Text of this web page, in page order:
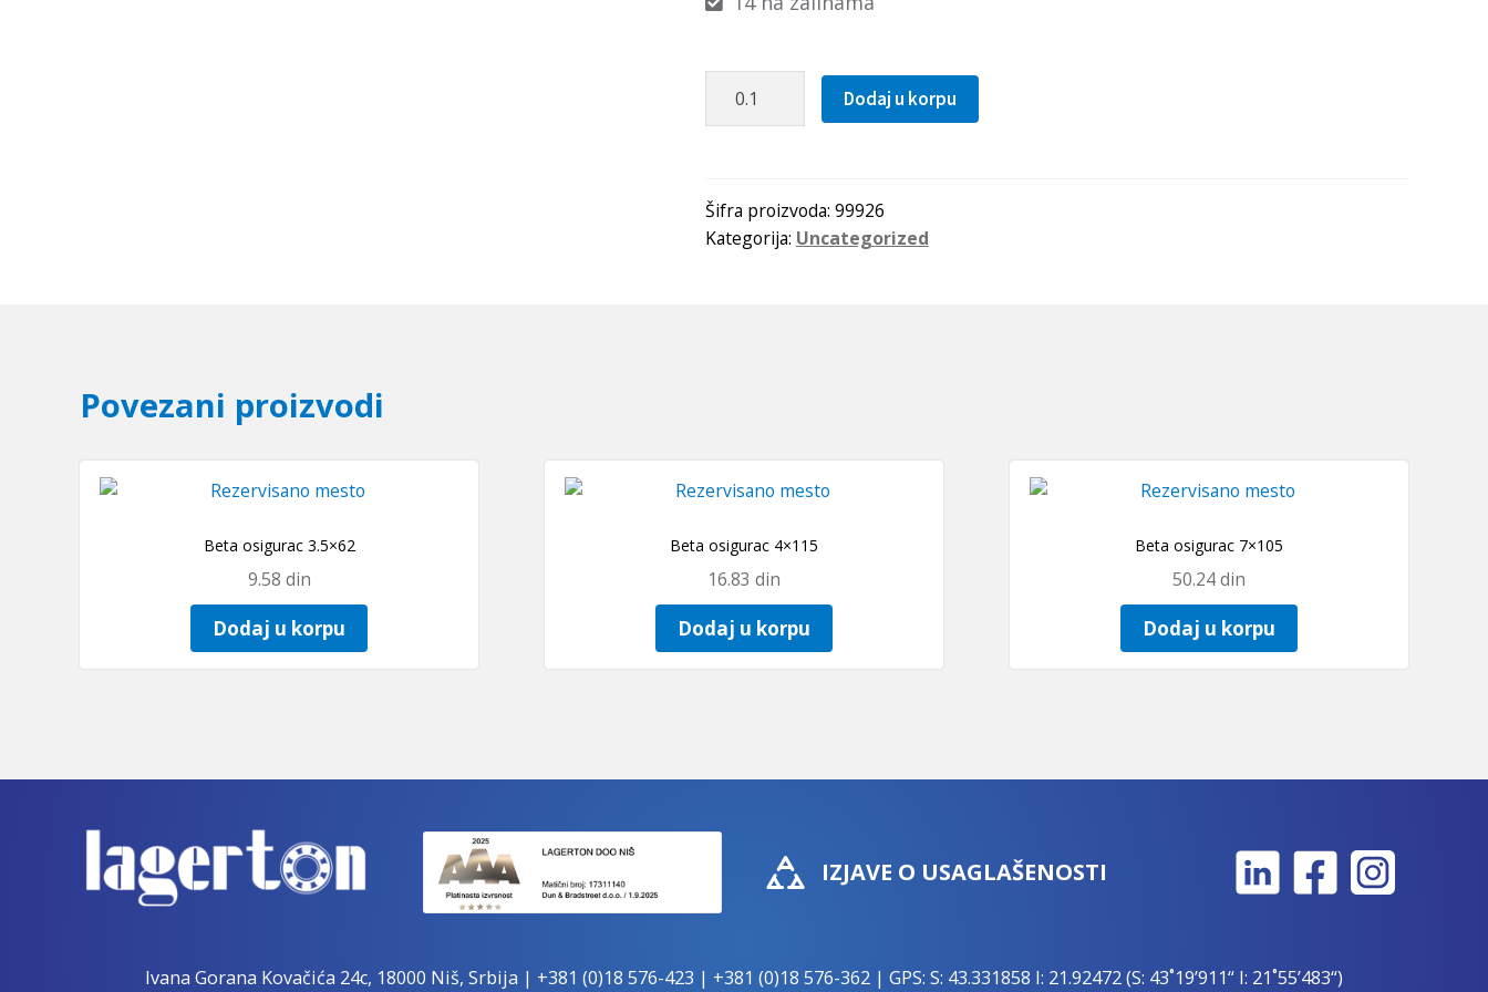
Navojno
HIWIN
količina
Dodaj u korpu
Šifra proizvoda: 99926
Kategorija: Uncategorized
Povezani proizvodi
Beta osigurac 3.5×62
9.58 din
Dodaj u korpu
Beta osigurac 4×115
16.83 din
Dodaj u korpu
Beta osigurac 7×105
50.24din
Dodaj u korpu
IZJAVE O USAGLAŠENOSTI
Ivana Gorana Kovačića 24c, 18000 Niš, Srbija | +381 (0)18 576-423 | +381 (0)18 576-362 | GPS: S: 43.331858 I: 21.92472 (S: 43˚19’911“ I: 21˚55’483“)